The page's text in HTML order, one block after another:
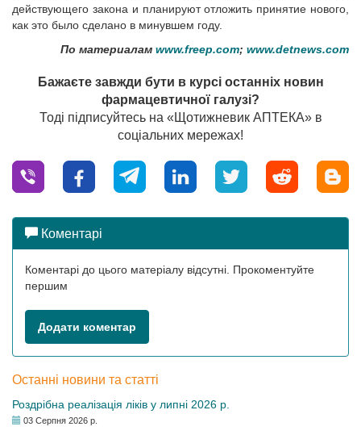
действующего закона и планируют отложить принятие нового,
как это было сделано в минувшем году.
По материалам www.freep.com; www.detnews.com
Бажаєте завжди бути в курсі останніх новин
фармацевтичної галузі?
Тоді підписуйтесь на «Щотижневик АПТЕКА» в
соціальних мережах!
Коментарі
Коментарі до цього матеріалу відсутні. Прокоментуйте
першим
Додати коментар
Останні новини та статті
Роздрібна реалізація ліків у липні 2026 р.
03 Серпня 2026 р.